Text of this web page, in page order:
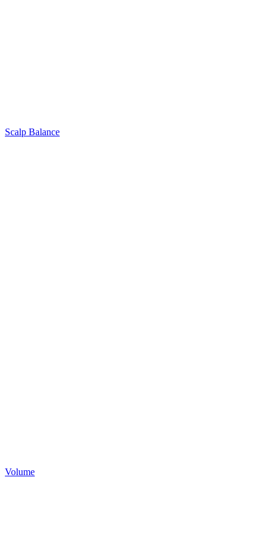
Scalp Balance
Volume